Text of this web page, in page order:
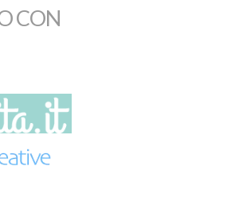
CON